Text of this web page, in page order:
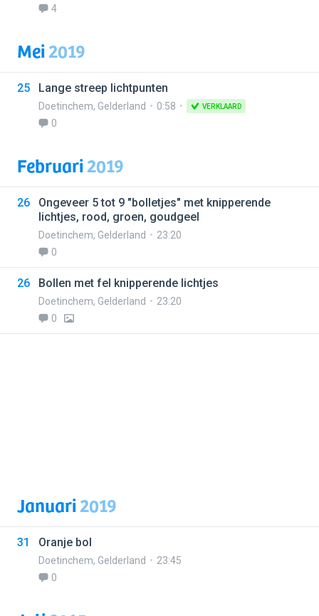
4
Mei2019
25 Lange streep lichtpunten
Doetinchem, Gelderland 0:58 VERKLAARD
0
Februari2019
26
Ongeveer 5 tot 9 "bolletjes" met knipperende
lichtjes, rood, groen, goudgeel
Doetinchem, Gelderland
23:20
0
26 Bollen met fel knipperende lichtjes
Doetinchem, Gelderland
23:20
0
Januari2019
31 Oranje bol
Doetinchem, Gelderland
23:45
0